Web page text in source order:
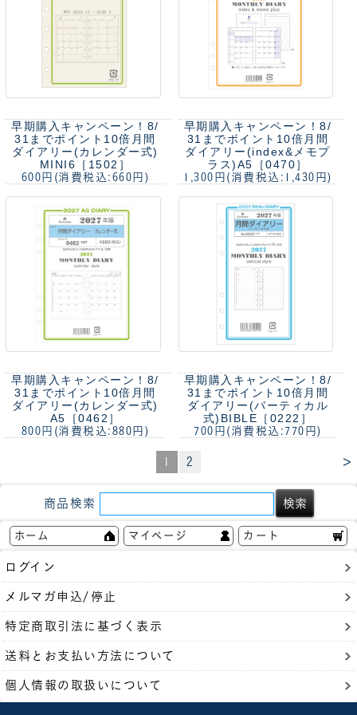
早期購入キャンペーン！8/
31までポイント10倍 月間
ダイアリー(カレンダー式)
MINI6［1502］
600円 (消費税込:660円)
早期購入キャンペーン！8/
31までポイント10倍月間
ダイアリー(index&メモプ
ラス)A5［0470］
1,300円 (消費税込:1,430円)
早期購入キャンペーン！8/
31までポイント10倍 月間
ダイアリー(カレンダー式)
A5［0462］
800円 (消費税込:880円)
早期購入キャンペーン！8/
31までポイント10倍 月間
ダイアリー(バーティカル
式)BIBLE［0222］
700円 (消費税込:770円)
>
1 2
商品検索
ホーム マイページ カート
ログイン
メルマガ申込/停止
特定商取引法に基づく表示
送料とお支払い方法について
個人情報の取扱いについて